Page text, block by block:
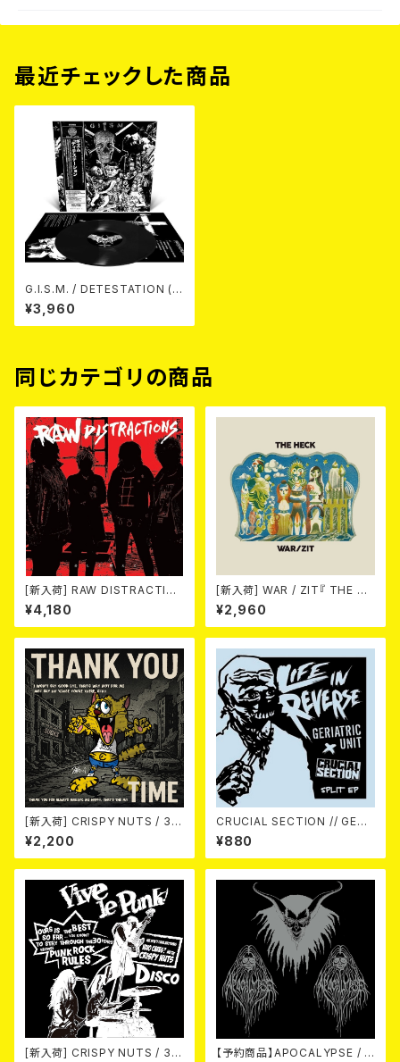
最近チェックした商品
G.I.S.M. / DETESTATION (L
P)
¥3,960
同じカテゴリの商品
[新入荷] RAW DISTRACTIO
NS / 奇しく燃える (LP)
¥4,180
[新入荷] WAR / ZIT『 THE HE
CK( 12") 』
¥2,960
[新入荷] CRISPY NUTS / 30t
h Anniversary Vol.1 (7"EP)
¥2,200
CRUCIAL SECTION // GERI
ATRIC UNIT / Life In Rever
¥880
[新入荷] CRISPY NUTS / 30t
【予約商品】APOCALYPSE / A